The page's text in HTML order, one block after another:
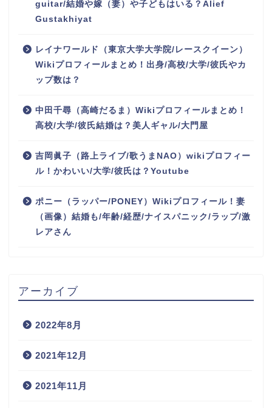
guitar/結婚や嫁（妻）や子どもはいる？Alief
Gustakhiyat
レイナワールド（東京大学大学院/レースクイーン）
Wikiプロフィールまとめ！出身/高校/大学/彼氏やカ
ップ数は？
中田千尋（高崎だるま）Wikiプロフィールまとめ！
高校/大学/彼氏結婚は？美人ギャル/大門屋
吉岡眞子（路上ライブ/歌うまNAO）wikiプロフィー
ル！かわいい/大学/彼氏は？Youtube
ポニー（ラッパー/PONEY）Wikiプロフィール！妻
（画像）結婚も/年齢/経歴/ナイスパニック/ラップ/激
レアさん
アーカイブ
2022年8月
2021年12月
2021年11月